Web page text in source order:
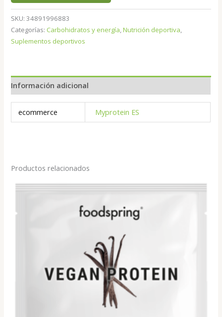
SKU:34891996883
Categorías: Carbohidratos y energía,Nutrición deportiva,
Suplementos deportivos
Información adicional
ecommerce Myprotein ES
Productos relacionados